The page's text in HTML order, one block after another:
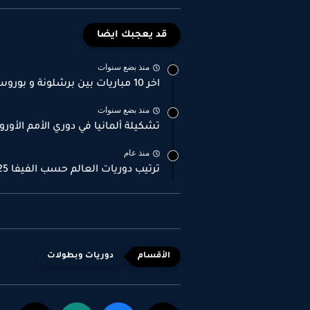
قد يعجبك ايضا
منذ بضع سنوات
اخر 10 مباريات بين برشلونة و بوروسيا دورتموند
منذ بضع سنوات
تشكيلة ألمانيا في دوري الأمم
منذ عام
ترتيب دوريات العالم حسب الفيفا 2025
دوريات وبطولات